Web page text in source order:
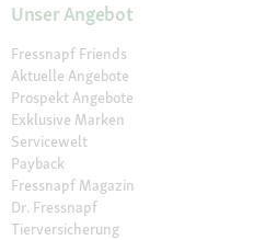
Unser Angebot
Fressnapf Friends
Aktuelle Angebote
Prospekt Angebote
Exklusive Marken
Servicewelt
Payback
Fressnapf Magazin
Dr. Fressnapf
Tierversicherung